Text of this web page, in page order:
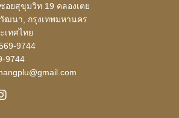
อยสุขุมวิท 19 คลองเตย
ฒนา, กรุงเทพมหานคร
เทศไทย
9744
9744